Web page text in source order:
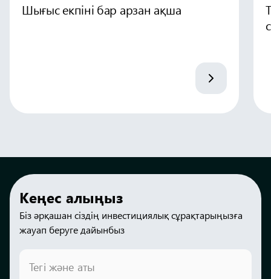
Шығыс екпіні бар арзан ақша
Кеңес алыңыз
Біз әрқашан сіздің инвестициялық сұрақтарыңызға
жауап беруге дайынбыз
Тегі және аты